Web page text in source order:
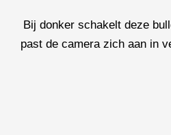
Bij donker schakelt deze
past de camera zich aan in